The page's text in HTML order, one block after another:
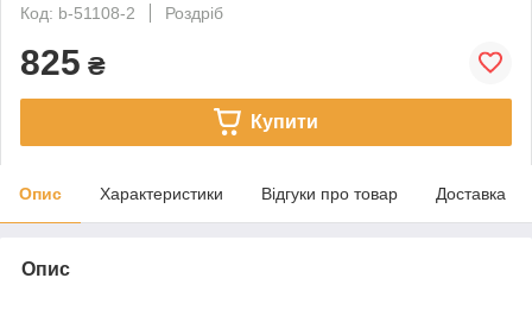
Код: b-51108-2
Роздріб
825 ₴
Купити
Опис Характеристики Відгуки про товар Доставка
Опис